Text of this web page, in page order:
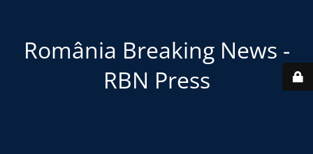
România Breaking News -
RBN Press